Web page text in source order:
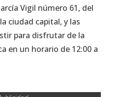
Vigil número 61, del
ciudad capital, y las
para disfrutar de la
en un horario de 12:00 a